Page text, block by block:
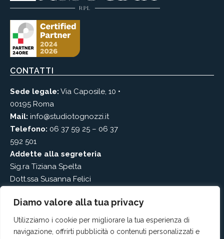
Diamo valore alla tua privacy
Utilizziamo i cookie per migliorare la tua esperienza di
navigazione, offrirti pubblicità o contenuti personalizzati e
CONTATTI
Sede legale: Via Caposile, 10 •
00195 Roma
Mail: info@studiotognozzi.it
Telefono: 06 37 59 25 – 06 37
592 501
Addette alla segreteria
Sig.ra Tiziana Spelta
Dott.ssa Susanna Felici
MENÙ DI SERVIZIO
Home
Attività